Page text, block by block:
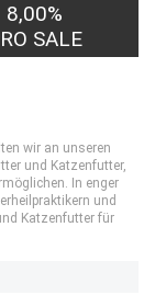
8,00%
SALE
wir an unseren
und Katzenfutter,
In enger
und
Katzenfutter für